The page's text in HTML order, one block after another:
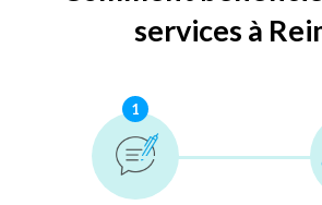
services à
1